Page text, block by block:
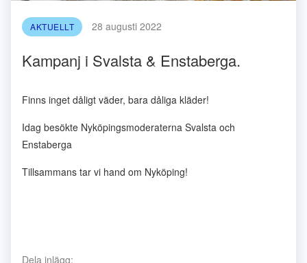
AKTUELLT 28 augusti 2022
Kampanj i Svalsta & Enstaberga.
Finns inget dåligt väder, bara dåliga kläder!
Idag besökte Nyköpingsmoderaterna Svalsta och
Enstaberga
Tillsammans tar vi hand om Nyköping!
Dela inlägg: